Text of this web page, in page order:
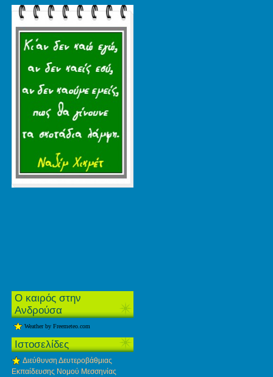
Ο καιρός στην
Ανδρούσα
Weather by Freemeteo.com
Ιστοσελίδες
Διεύθυνση Δευτεροβάθμιας
Εκπαίδευσης Νομού Μεσσηνίας